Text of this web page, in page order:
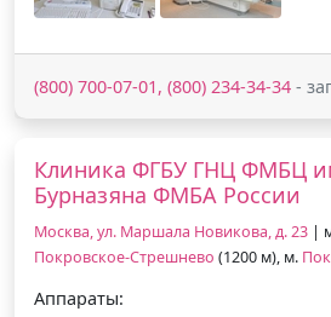
(800) 700-07-01, (800) 234-34-34 -
Клиника ФГБУ ГНЦ ФМБЦ
Бурназяна ФМБА России
Москва, ул. Маршала Новикова, д. 23 |
Покровское-Стрешнево (1200 м), м.
Аппараты: